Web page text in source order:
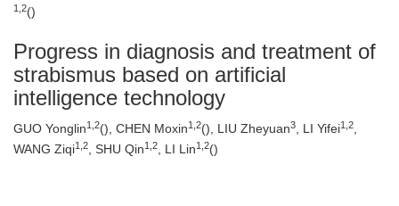
1 2()
Progress in diagnosis and treatment of
strabismus based on artificial
intelligence technology
GUO Yonglin1 2(), CHEN Moxin1 2(), LIU Zheyuan3 , LI Yifei1 2
WANG Ziqi1 2 , SHU Qin1 2 , LI Lin1 2()